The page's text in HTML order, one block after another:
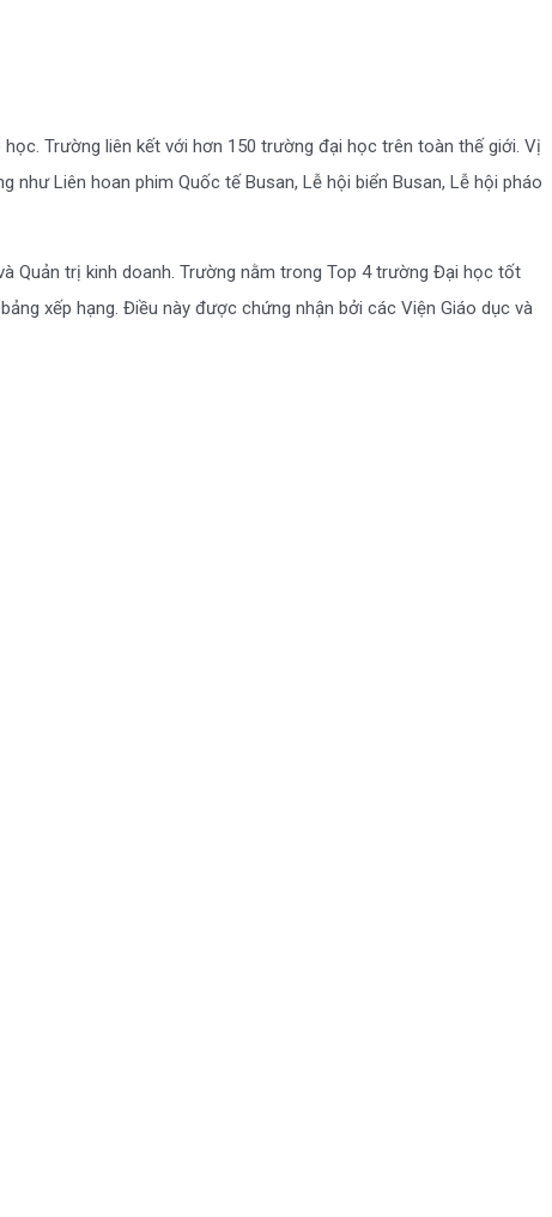
Trường liên kết với hơn 150 trường đại học trên toàn thế giới. Vị
Liên hoan phim Quốc tế Busan, Lễ hội biển Busan, Lễ hội pháo
Quản trị kinh doanh. Trường nằm trong Top 4 trường Đại học tốt
xếp hạng. Điều này được chứng nhận bởi các Viện Giáo dục và